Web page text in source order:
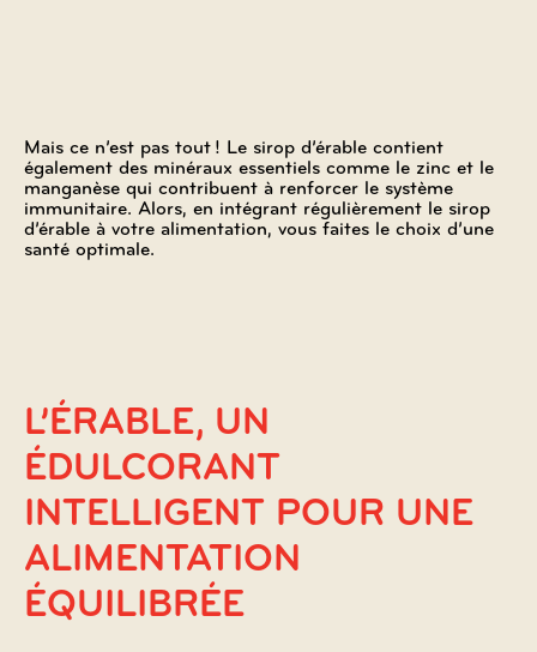
Mais ce n’est pas tout ! Le sirop d’érable contient
également des minéraux essentiels comme le zinc et le
manganèse qui contribuent à renforcer le système
immunitaire. Alors, en intégrant régulièrement le sirop
d’érable à votre alimentation, vous faites le choix d’une
santé optimale.
L’ÉRABLE, UN
ÉDULCORANT
INTELLIGENT POUR UNE
ALIMENTATION
ÉQUILIBRÉE